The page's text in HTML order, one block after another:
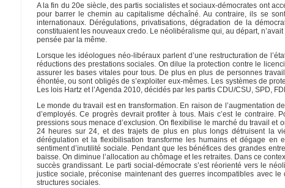
A la fin du 20e siècle, des partis socialistes et sociaux-démocrates ont
pour barrer le chemin au capitalisme déchaîné. Au contraire, ils se
internationaux. Dérégulations, privatisations, dégradation de la
constituaient les nouveaux credo. Le néolibéralisme qui, au départ,
pensée par la même.
Lorsque les idéologues néo-libéraux parlent d’une restructuration de
réductions des prestations sociales. On dilue la protection contre le
assurer les bases vitales pour tous. De plus en plus de personnes
éhontée, ou sont obligés de s’exploiter eux-mêmes. Les systèmes de
Les lois Hartz et l’Agenda 2010, décidés par les partis CDU/CSU, SPD,
Le monde du travail est en transformation. En raison de l’augmentation
d’employés. Ce progrès devrait profiter à tous. Mais c’est le
pressions sous menace d’exclusion. On flexibilise le marché du travail
24 heures sur 24, et des trajets de plus en plus longs détruisent la
dérégulation et la flexibilisation transforme les humains et dégage en
sentiment d’inutilité sociale. Pendant que les bénéfices des grandes
baisse. On diminue l’allocation au chômage et les retraites. Dans ce
succès grandissant. Le parti social-démocrate s’est réorienté vers le
justice sociale, préconise maintenant des guerres incompatibles avec
structures sociales.